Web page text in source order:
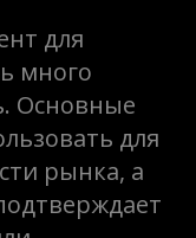
для
много
Основные
для
рынка, а